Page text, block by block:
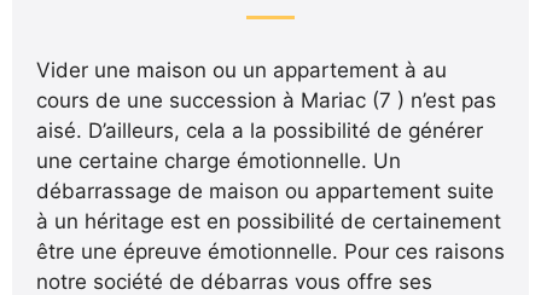
Vider une maison ou un appartement à au
cours de une succession à Mariac (7 ) n’est pas
aisé. D’ailleurs, cela a la possibilité de générer
une certaine charge émotionnelle. Un
débarrassage de maison ou appartement suite
à un héritage est en possibilité de certainement
être une épreuve émotionnelle. Pour ces raisons
notre société de débarras vous offre ses